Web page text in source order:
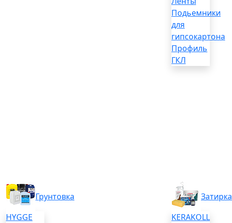
Подьемники
для
гипсокартона
Профиль
ГКЛ
Грунтовка
HYGGE
Затирка
KERAKOLL